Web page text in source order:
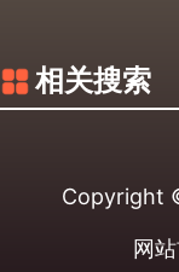
相关搜索
Copyright
网